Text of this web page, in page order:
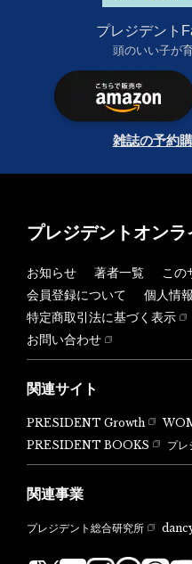
プレジデント
頭のいい子が
雑誌の予約
プレジデントオン
お知らせ 著者一覧
この
会員登録について
個人情
特定商取引法に基づく表示
お問い合わせ
関連サイト
PRESIDENT Growth
PRESIDENT BOOKS
プ
関連事業
プレジデント総合研究所